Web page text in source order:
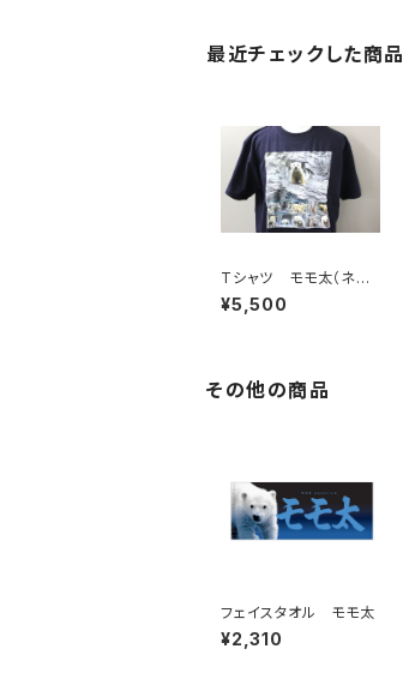
最近チェックした商品
Tシャツ モモ太（ネイ
ビー）
¥5,500
その他の商品
フェイスタオル モモ太
¥2,310